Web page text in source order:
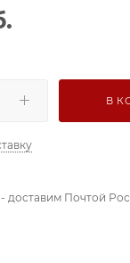
В
- доставим Почтой